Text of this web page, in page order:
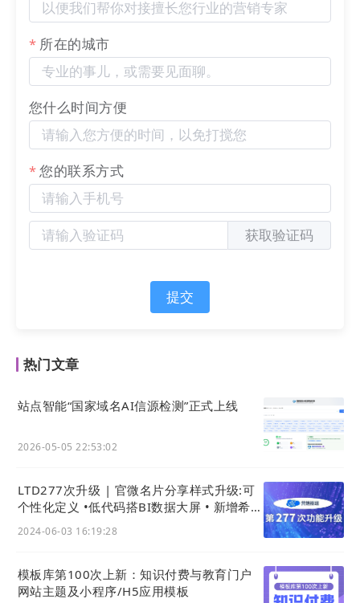
注“唯一官网”及400客服电话，强化品牌权威性与
用户信任度。核心数据以符号动态形式呈现，同时
罗列门店覆盖区域，结合“全国门店突破400家”，
展现三关六码头的全国化布局，直观传达品牌规模
与市场影响力。在产品展示区域，清晰划分“非遗
产品”“老字号产品”“主打产品”三个系列，并以滚
动、卡片式图片配合进行展示，突出产品记忆点，
引发消费者购买。
针对三关六码头的招商招聘需求，LTD枢纽云在其官
模块，在“招商加盟”
直观呈现三关六码头的品牌优势和扶持、加盟条件，
在强化品牌唯一性和信任感的同时量化加盟门槛。底
部固定悬浮“点击填写加盟申请表”CTA按钮，直接承
将招聘岗位集中展示，实时更新职位状态，吸引源源
不断的人才加入，保证三关六码头的持续性发展。
所在的城市
您什么时间方便
您的联系方式
获取验证码
提交
热门文章
站点智能“国家域名AI信源检测”正式上线
2026-05-05 22:53:02
LTD277次升级 | 官微名片分享样式升级:可
个性化定义 •低代码搭BI数据大屏 • 新增希腊
2024-06-03 16:19:28
模板库第100次上新：知识付费与教育门户
网站主题及小程序/H5应用模板